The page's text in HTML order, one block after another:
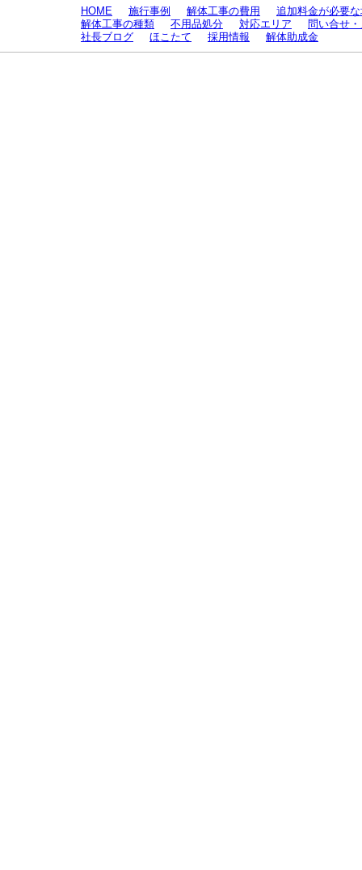
HOME 施行事例 解体工事の費用
追加料金が必要
解体工事の種類
不用品処分 対応エリア
問い合せ
社長ブログ
ほこたて 採用情報 解体助成金